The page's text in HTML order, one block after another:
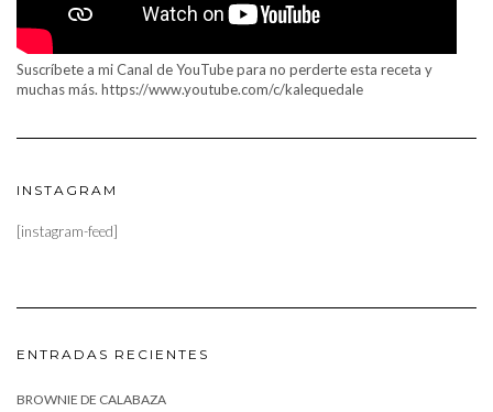
Suscríbete a mi Canal de YouTube para no perderte esta receta y
muchas más. https://www.youtube.com/c/kalequedale
INSTAGRAM
[instagram-feed]
ENTRADAS RECIENTES
BROWNIE DE CALABAZA